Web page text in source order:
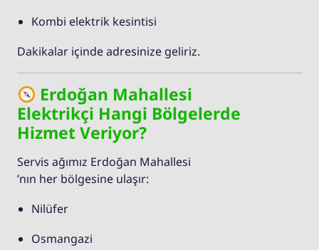
Kombi elektrik kesintisi
Dakikalar içinde adresinize geliriz.
Erdoğan Mahallesi
Elektrikçi Hangi Bölgelerde
Hizmet Veriyor?
Servis ağımız Erdoğan Mahallesi
’nın her bölgesine ulaşır:
Nilüfer
Osmangazi